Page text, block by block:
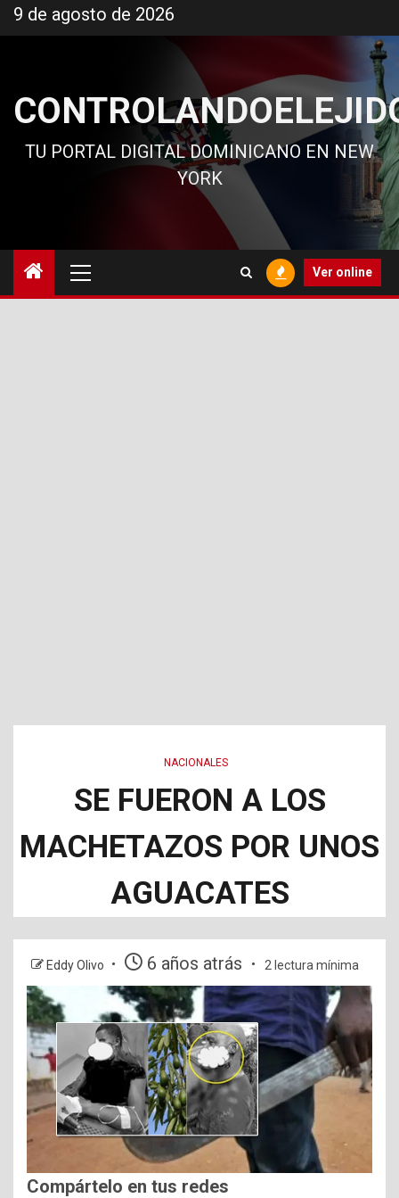
al
9 de agosto de 2026
TU PORTAL DIGITAL DOMINICANO EN NEW
YORK
principal
Ver online
NACIONALES
SE FUERON A LOS
MACHETAZOS POR UNOS
AGUACATES
Eddy Olivo 6 años atrás 2 lectura mínima
Compártelo en tus redes